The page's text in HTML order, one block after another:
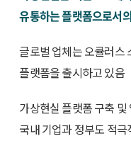
유통하는 플랫폼으로서
글로벌 업체는 오큘러스
플랫폼을 출시하고 있음
가상현실 플랫폼 구축
국내 기업과 정부도 적